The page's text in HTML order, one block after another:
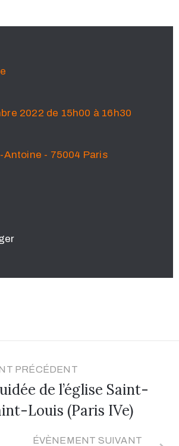
2022 de 15h00 à 16h30
Antoine - 75004 Paris
PRÉCÉDENT
de l’église Saint-
Louis (Paris IVe)
ÉVÈNEMENT SUIVANT